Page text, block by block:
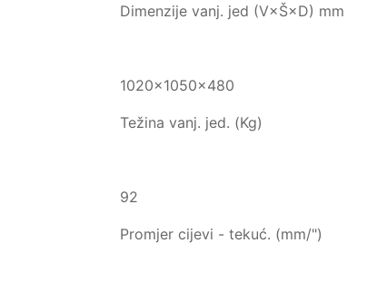
Dimenzije vanj. jed (V×Š×D) mm
1020×1050×480
Težina vanj. jed. (Kg)
92
Promjer cijevi - tekuć. (mm/")